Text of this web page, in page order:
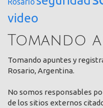
video
Tomando
Tomando apuntes y
Rosario, Argentina.
No somos responsables
de los sitios externos